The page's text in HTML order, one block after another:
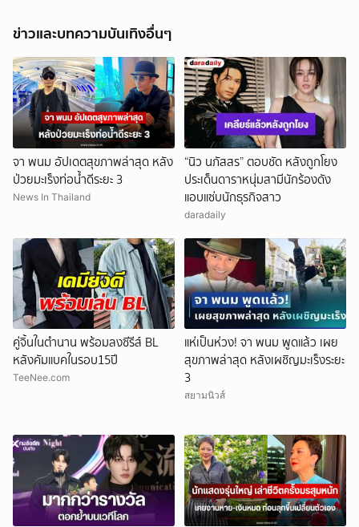
ข่าวและบทความบันเทิงอื่นๆ
จา พนม อัปเดตสุขภาพล่าสุด หลัง
ป่วยมะเร็งท่อน้ำดีระยะ 3
News In Thailand
“นิว นภัสสร” ตอบชัด หลังถูกโยง
ประเด็นดาราหนุ่มสามีนักร้องดัง
แอบแซ่บนักธุรกิจสาว
daradaily
คู่จิ้นในตำนาน พร้อมลงซีรีส์ BL
หลังคัมแบคในรอบ15ปี
TeeNee.com
แห่เป็นห่วง! จา พนม พูดแล้ว เผย
สุขภาพล่าสุด หลังเผชิญมะเร็งระยะ
3
สยามนิวส์